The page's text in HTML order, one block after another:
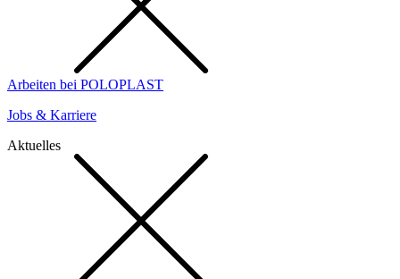
Arbeiten bei POLOPLAST
Jobs & Karriere
Aktuelles